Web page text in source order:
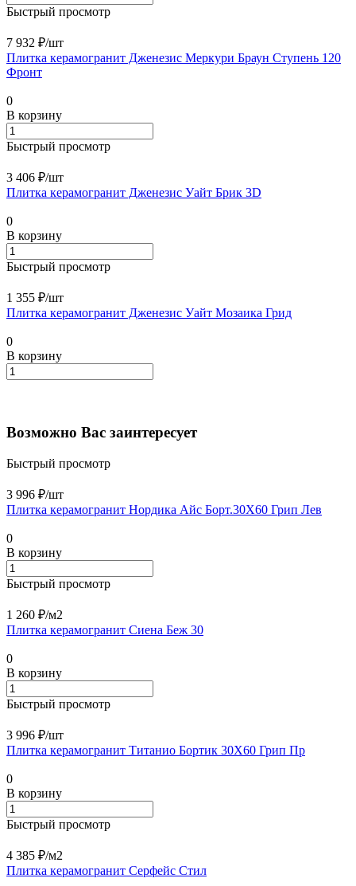
Быстрый просмотр
7 932 ₽/шт
Плитка керамогранит Дженезис Меркури Браун Ступень 120
Фронт
0
В корзину
Быстрый просмотр
3 406 ₽/шт
Плитка керамогранит Дженезис Уайт Брик 3D
0
В корзину
Быстрый просмотр
1 355 ₽/шт
Плитка керамогранит Дженезис Уайт Мозаика Грид
0
В корзину
Возможно Вас заинтересует
Быстрый просмотр
3 996 ₽/шт
Плитка керамогранит Нордика Айс Борт.30X60 Грип Лев
0
В корзину
Быстрый просмотр
1 260 ₽/м2
Плитка керамогранит Сиена Беж 30
0
В корзину
Быстрый просмотр
3 996 ₽/шт
Плитка керамогранит Титанио Бортик 30X60 Грип Пр
0
В корзину
Быстрый просмотр
4 385 ₽/м2
Плитка керамогранит Серфейс Стил